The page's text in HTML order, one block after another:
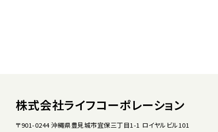
株式会社ライフコーポレーション
〒901-0244 沖縄県豊見城市宜保三丁目1-1 ロイヤルビル101